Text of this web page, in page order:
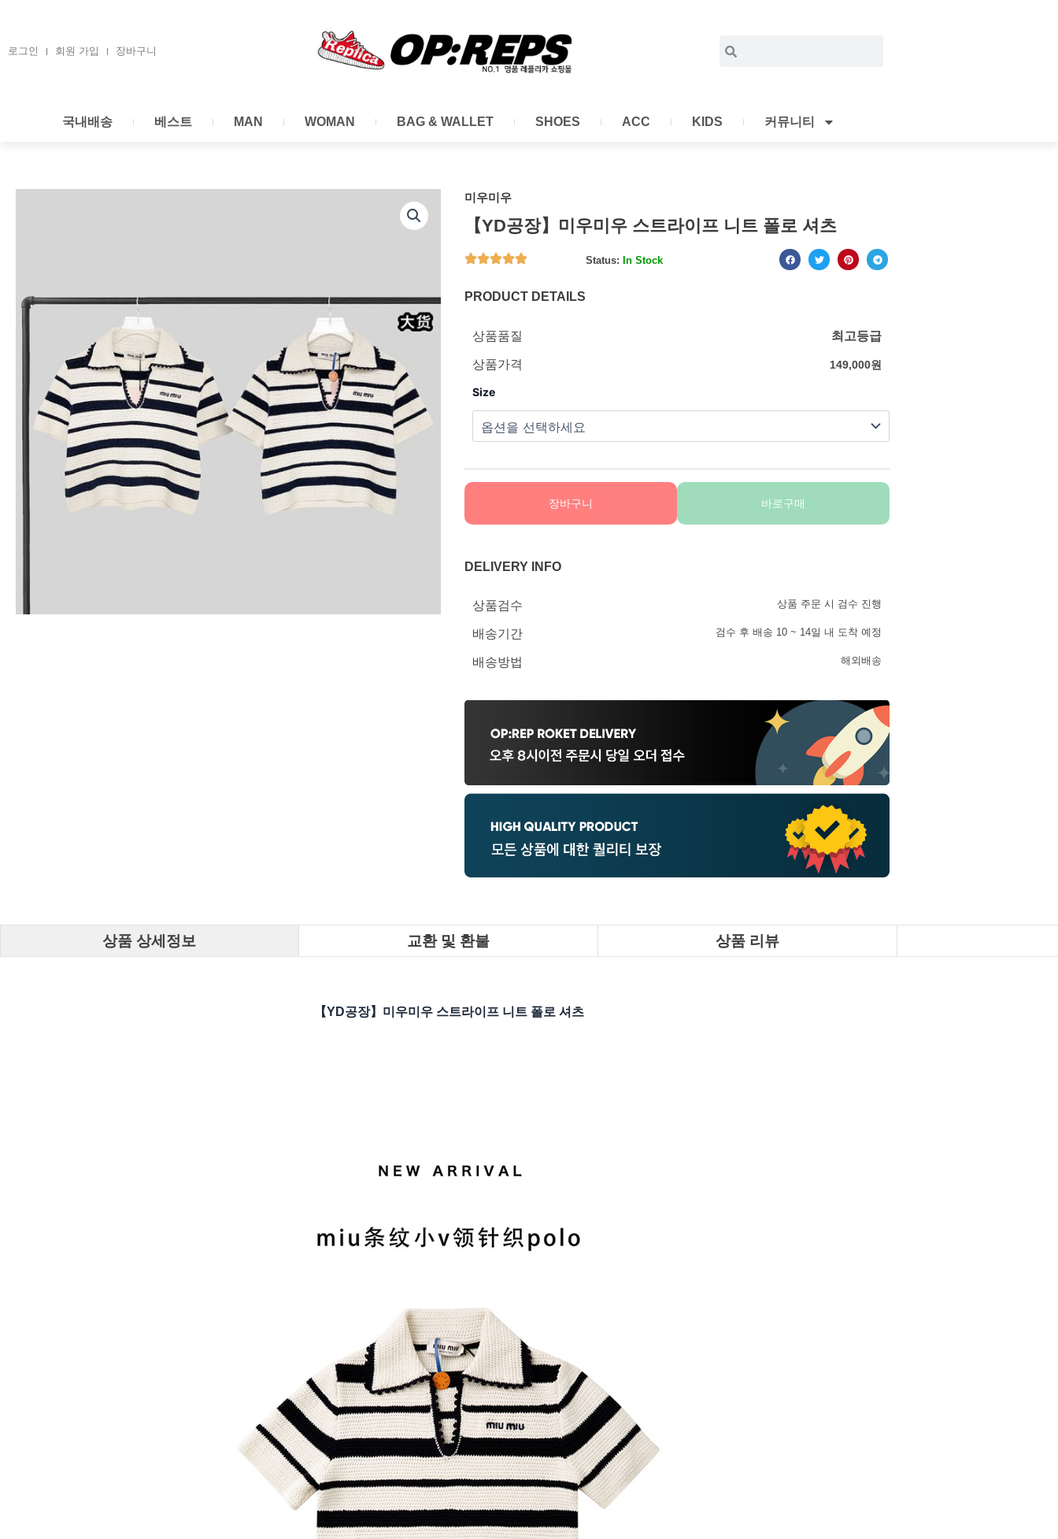
츠로그인 회원 가입 장바구니
국내배송 베스트 MAN WOMAN BAG & WALLET SHOES ACC KIDS 커뮤니티
미우미우
【YD공장】미우미우 스트라이프 니트 폴로 셔츠
Status: In Stock
PRODUCT DETAILS
상품품질 최고등급
상품가격 149,000원
Size
장바구니 바로구매
DELIVERY INFO
상품검수 상품 주문 시 검수 진행
배송기간 검수 후 배송 10 ~ 14일 내 도착 예정
배송방법 해외배송
상품 상세정보 교환 및 환불 상품 리뷰
【YD공장】미우미우 스트라이프 니트 폴로 셔츠